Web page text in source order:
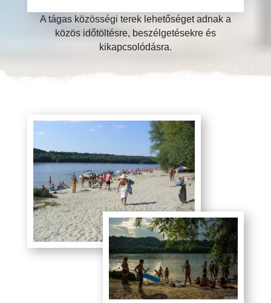
A tágas közösségi terek lehetőséget adnak a
közös időtöltésre, beszélgetésekre és
kikapcsolódásra.